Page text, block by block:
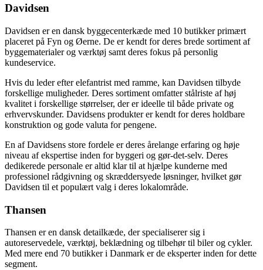
Davidsen
Davidsen er en dansk byggecenterkæde med 10 butikker primært
placeret på Fyn og Øerne. De er kendt for deres brede sortiment af
byggematerialer og værktøj samt deres fokus på personlig
kundeservice.
Hvis du leder efter elefantrist med ramme, kan Davidsen tilbyde
forskellige muligheder. Deres sortiment omfatter stålriste af høj
kvalitet i forskellige størrelser, der er ideelle til både private og
erhvervskunder. Davidsens produkter er kendt for deres holdbare
konstruktion og gode valuta for pengene.
En af Davidsens store fordele er deres årelange erfaring og høje
niveau af ekspertise inden for byggeri og gør-det-selv. Deres
dedikerede personale er altid klar til at hjælpe kunderne med
professionel rådgivning og skræddersyede løsninger, hvilket gør
Davidsen til et populært valg i deres lokalområde.
Thansen
Thansen er en dansk detailkæde, der specialiserer sig i
autoreservedele, værktøj, beklædning og tilbehør til biler og cykler.
Med mere end 70 butikker i Danmark er de eksperter inden for dette
segment.